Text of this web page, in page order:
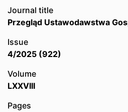
Journal title
Przegląd Ustawodawstwa
Issue
4/2025 (922)
Volume
LXXVIII
Pages